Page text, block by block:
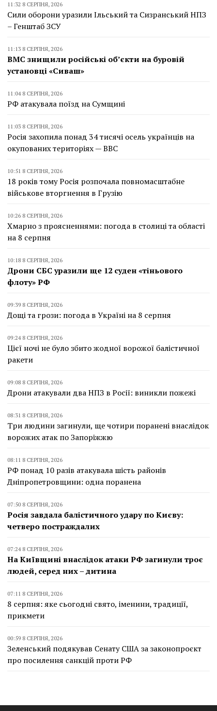
11:32 8 СЕРПНЯ, 2026
Сили оборони уразили Ільський та Сизранський НПЗ
– Генштаб ЗСУ
11:13 8 СЕРПНЯ, 2026
ВМС знищили російські об’єкти на буровій
установці «Сиваш»
11:04 8 СЕРПНЯ, 2026
РФ атакувала поїзд на Сумщині
11:03 8 СЕРПНЯ, 2026
Росія захопила понад 34 тисячі осель українців на
окупованих територіях — BBC
10:51 8 СЕРПНЯ, 2026
18 років тому Росія розпочала повномасштабне
військове вторгнення в Грузію
10:26 8 СЕРПНЯ, 2026
Хмарно з проясненнями: погода в столиці та області
на 8 серпня
10:18 8 СЕРПНЯ, 2026
Дрони СБС уразили ще 12 суден «тіньового
флоту» РФ
09:39 8 СЕРПНЯ, 2026
Дощі та грози: погода в Україні на 8 серпня
09:24 8 СЕРПНЯ, 2026
Цієї ночі не було збито жодної ворожої балістичної
ракети
09:08 8 СЕРПНЯ, 2026
Дрони атакували два НПЗ в Росії: виникли пожежі
08:31 8 СЕРПНЯ, 2026
Три людини загинули, ще чотири поранені внаслідок
ворожих атак по Запоріжжю
08:11 8 СЕРПНЯ, 2026
РФ понад 10 разів атакувала шість районів
Дніпропетровщини: одна поранена
07:50 8 СЕРПНЯ, 2026
Росія завдала балістичного удару по Києву:
четверо постраждалих
07:24 8 СЕРПНЯ, 2026
На Київщині внаслідок атаки РФ загинули троє
людей, серед них – дитина
07:11 8 СЕРПНЯ, 2026
8 серпня: яке сьогодні свято, іменини, традиції,
прикмети
00:59 8 СЕРПНЯ, 2026
Зеленський подякував Сенату США за законопроєкт
про посилення санкцій проти РФ